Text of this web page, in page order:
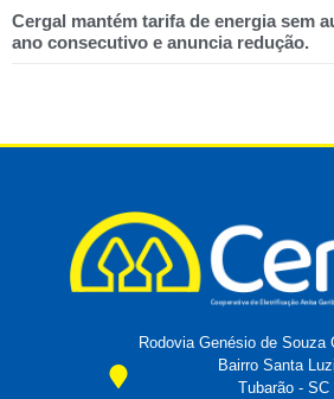
Cergal mantém tarifa de energia sem
ano consecutivo e anuncia redução.
Rodovia Genésio de Souza
Bairro Santa
Tubarão - SC